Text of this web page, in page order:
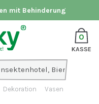
mit Behinderung
0
KASSE
Dekoration
Vasen